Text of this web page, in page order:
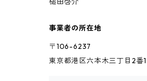
事業者の所在地
〒106-6237
東京都港区六本木三丁目2番